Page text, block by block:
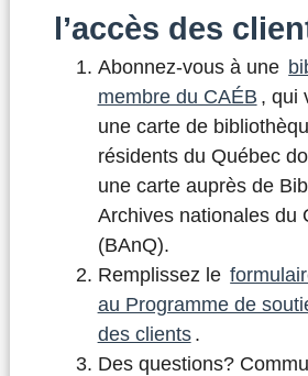
l’accès des
Abonnez-vous à une
membre du CAÉB , qui
une carte de
résidents du Québec
une carte auprès de
Archives nationales du
(BAnQ).
Remplissez le
au Programme de
des clients .
Des questions?